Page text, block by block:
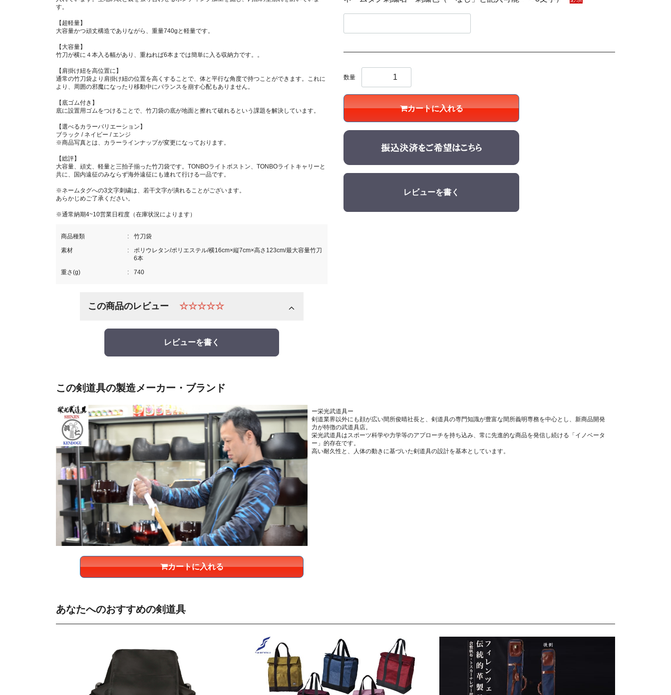
す。
【超軽量】
大容量かつ頑丈構造でありながら、重量740gと軽量です。
【大容量】
竹刀が横に４本入る幅があり、重ねれば6本までは簡単に入る収納力です。。
【肩掛け紐を高位置に】
通常の竹刀袋より肩掛け紐の位置を高くすることで、体と平行な角度で持つことができます。これに
より、周囲の邪魔になったり移動中にバランスを崩す心配もありません。
【底ゴム付き】
底に設置用ゴムをつけることで、竹刀袋の底が地面と擦れて破れるという課題を解決しています。
【選べるカラーバリエーション】
ブラック / ネイビー / エンジ
※商品写真とは、カラーラインナップが変更になっております。
【総評】
大容量、頑丈、軽量と三拍子揃った竹刀袋です。TONBOライトボストン、TONBOライトキャリーと
共に、国内遠征のみならず海外遠征にも連れて行ける一品です。
※ネームタグへの3文字刺繍は、若干文字が潰れることがございます。
あらかじめご了承ください。
※通常納期4~10営業日程度（在庫状況によります）
商品種類
竹刀袋
素材
ポリウレタン/ポリエステル/横16cm×縦7cm×高さ123cm/最大容量竹刀
6本
重さ(g)
740
この商品のレビュー ☆☆☆☆☆
レビューを書く
数量
カートに入れる
レビューを書く
この剣道具の製造メーカー・ブランド
ー栄光武道具ー
剣道業界以外にも顔が広い間所俊晴社長と、剣道具の専門知識が豊富な間所義明専務を中心とし、新商品開発
力が特徴の武道具店。
栄光武道具はスポーツ科学や力学等のアプローチを持ち込み、常に先進的な商品を発信し続ける「イノベータ
ー」的存在です。
高い耐久性と、人体の動きに基づいた剣道具の設計を基本としています。
カートに入れる
あなたへのおすすめの剣道具